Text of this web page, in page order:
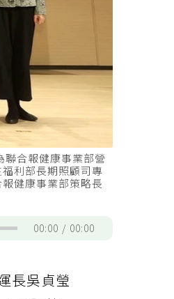
合報健康事業部營
利部長期照顧司專
健康事業部策略長
00:00 00:00
長吳貞瑩